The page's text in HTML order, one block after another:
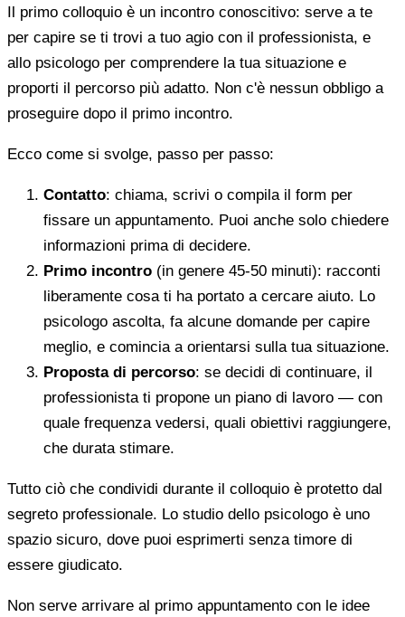
Il primo colloquio è un incontro conoscitivo: serve a te
per capire se ti trovi a tuo agio con il professionista, e
allo psicologo per comprendere la tua situazione e
proporti il percorso più adatto. Non c'è nessun obbligo a
proseguire dopo il primo incontro.
Ecco come si svolge, passo per passo:
Contatto: chiama, scrivi o compila il form per
fissare un appuntamento. Puoi anche solo chiedere
informazioni prima di decidere.
Primo incontro (in genere 45-50 minuti): racconti
liberamente cosa ti ha portato a cercare aiuto. Lo
psicologo ascolta, fa alcune domande per capire
meglio, e comincia a orientarsi sulla tua situazione.
Proposta di percorso: se decidi di continuare, il
professionista ti propone un piano di lavoro — con
quale frequenza vedersi, quali obiettivi raggiungere,
che durata stimare.
Tutto ciò che condividi durante il colloquio è protetto dal
segreto professionale. Lo studio dello psicologo è uno
spazio sicuro, dove puoi esprimerti senza timore di
essere giudicato.
Non serve arrivare al primo appuntamento con le idee